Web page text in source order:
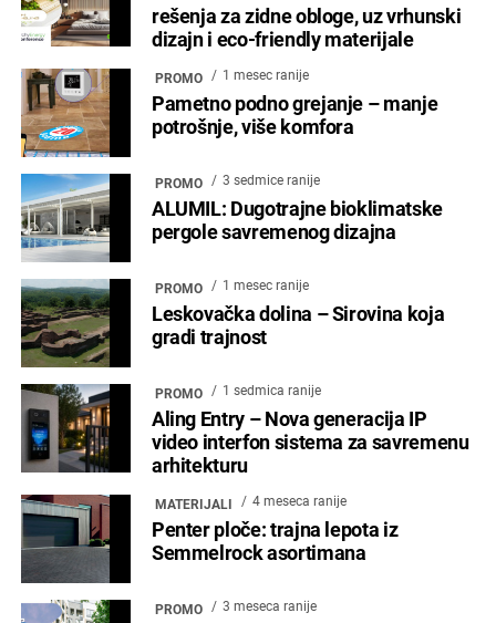
rešenja za zidne obloge, uz vrhunski
dizajn i eco-friendly materijale
PROMO 1 mesec ranije
Pametno podno grejanje – manje
potrošnje, više komfora
PROMO 3 sedmice ranije
ALUMIL: Dugotrajne bioklimatske
pergole savremenog dizajna
PROMO 1 mesec ranije
Leskovačka dolina – Sirovina koja
gradi trajnost
PROMO 1 sedmica ranije
Aling Entry – Nova generacija IP
video interfon sistema za savremenu
arhitekturu
MATERIJALI 4 meseca ranije
Penter ploče: trajna lepota iz
Semmelrock asortimana
PROMO 3 meseca ranije